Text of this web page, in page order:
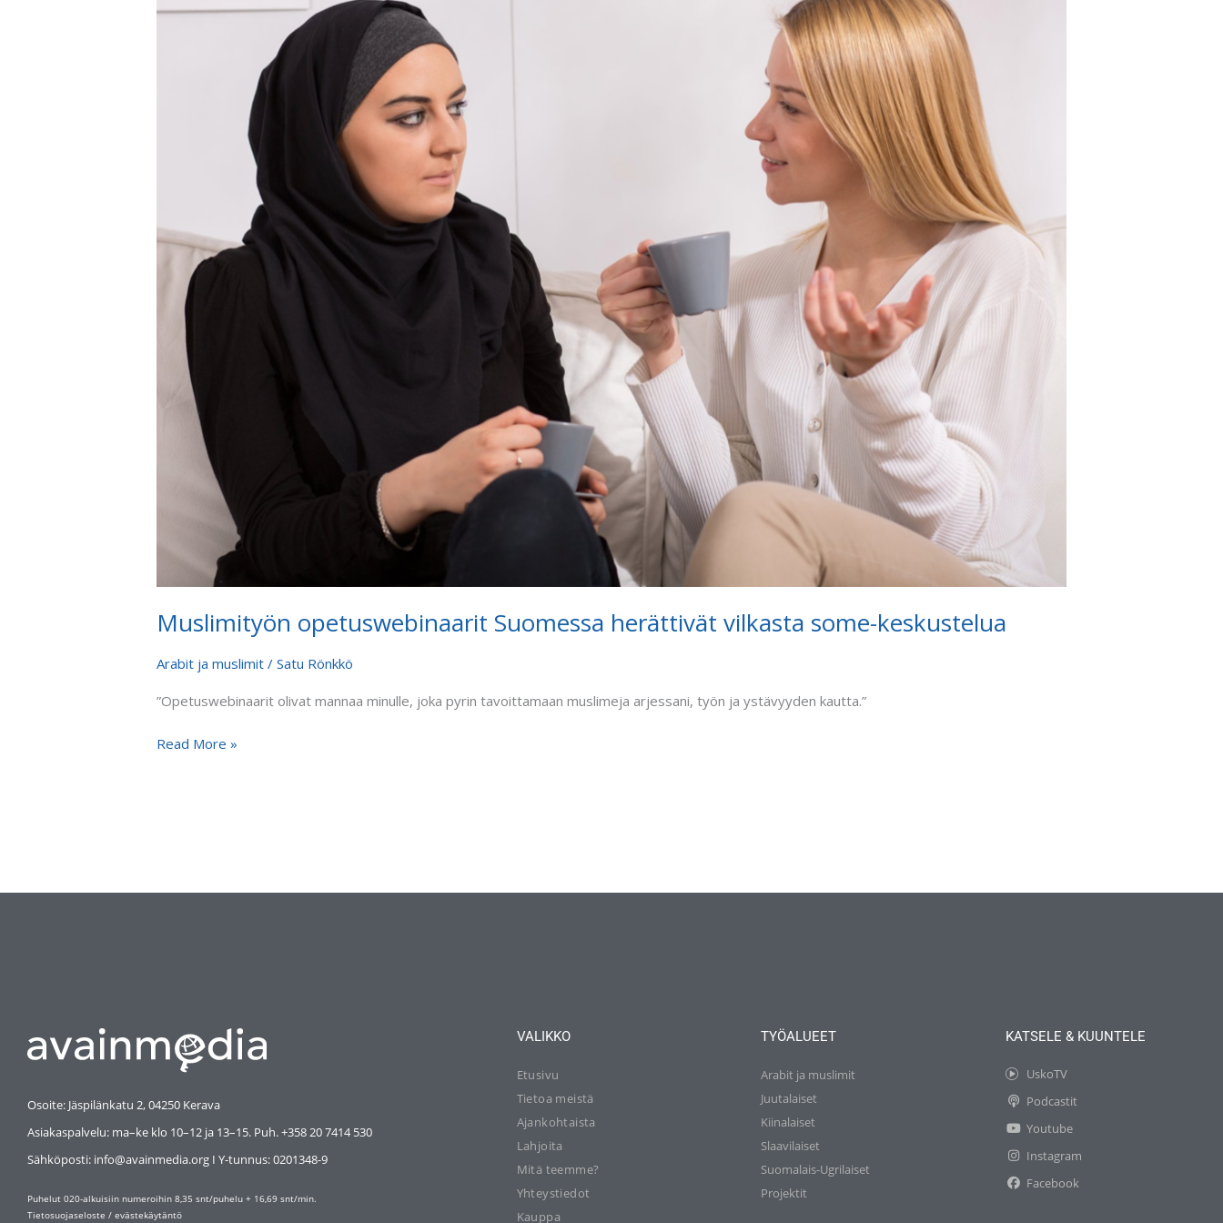
Muslimityön opetuswebinaarit Suomessa herättivät vilkasta some-keskustelua
Arabit ja muslimit /Satu Rönkkö
”Opetuswebinaarit olivat mannaa minulle, joka pyrin tavoittamaan muslimeja arjessani, työn ja ystävyyden kautta.”
opetuswebinaarit
Read More »
Osoite: Jäspilänkatu 2, 04250 Kerava
Asiakaspalvelu: ma–ke klo 10–12 ja 13–15. Puh. +358 20 7414 530
Sähköposti: info@avainmedia.org I Y-tunnus:0201348-9
Puhelut 020-alkuisiin numeroihin 8,35 snt/puhelu + 16,69 snt/min.
Tietosuojaseloste / evästekäytäntö
VALIKKO
Etusivu
Tietoa meistä
Ajankohtaista
Lahjoita
Mitä teemme?
Yhteystiedot
Kauppa
TYÖALUEET
Arabit ja muslimit
Juutalaiset
Kiinalaiset
Slaavilaiset
Suomalais-Ugrilaiset
Projektit
KATSELE & KUUNTELE
UskoTV
Podcastit
Youtube
Instagram
Facebook